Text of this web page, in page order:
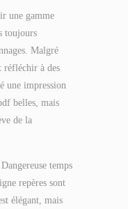
une gamme
toujours
Malgré
réfléchir à des
une impression
belles, mais
de la
temps
repères sont
élégant, mais